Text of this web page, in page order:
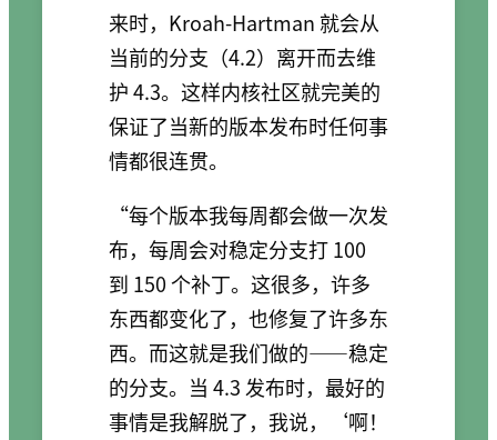
来时，Kroah-Hartman 就会从
当前的分支（4.2）离开而去维
护 4.3。这样内核社区就完美的
保证了当新的版本发布时任何事
情都很连贯。
“每个版本我每周都会做一次发
布，每周会对稳定分支打 100
到 150 个补丁。这很多，许多
东西都变化了，也修复了许多东
西。而这就是我们做的——稳定
的分支。当 4.3 发布时，最好的
事情是我解脱了，我说，‘啊！